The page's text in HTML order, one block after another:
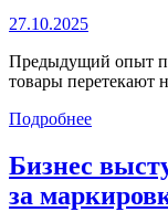
27.10.2025
Предыдущий опыт
товары перетекают
Подробнее
Бизнес
за